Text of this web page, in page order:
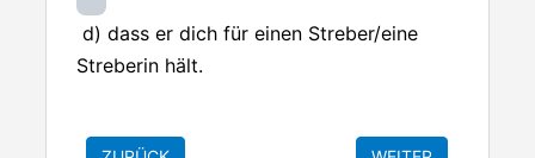
d) dass er dich für einen Streber/eine
Streberin hält.